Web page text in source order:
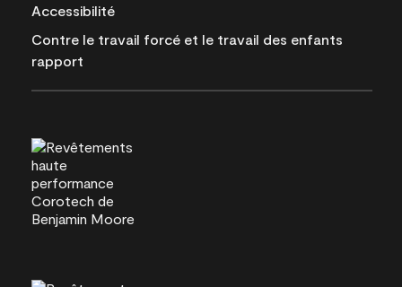
Accessibilité
Contre le travail forcé et le travail des enfants
rapport